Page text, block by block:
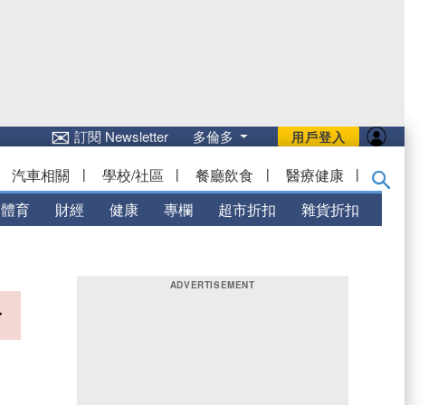
用戶登入
✉訂閱 Newsletter 多倫多
汽車相關 | 學校/社區 | 餐廳飲食 | 醫療健康 |
體育 財經 健康 專欄 超市折扣 雜貨折扣